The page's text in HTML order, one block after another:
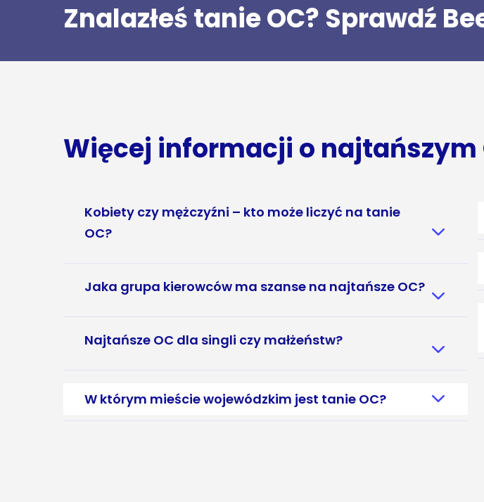
Znalazłeś tanie OC? Sprawdź
Więcej informacji o najtańszym
Kobiety czy mężczyźni – kto może liczyć na tanie
OC?
Jaka grupa kierowców ma szanse na najtańsze OC?
Najtańsze OC dla singli czy małżeństw?
W którym mieście wojewódzkim jest tanie OC?